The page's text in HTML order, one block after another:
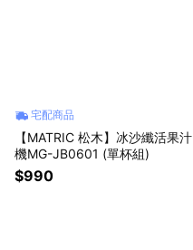
宅配商品
【MATRIC 松木】冰沙纖活果汁
機MG-JB0601 (單杯組)
$990